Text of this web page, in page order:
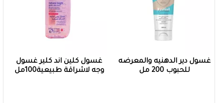
غسول دير الدهنيه والمعرضه
للحبوب 200 مل
غسول كلين اند كلير غسول
وجه لاشراقة طبيعية100مل